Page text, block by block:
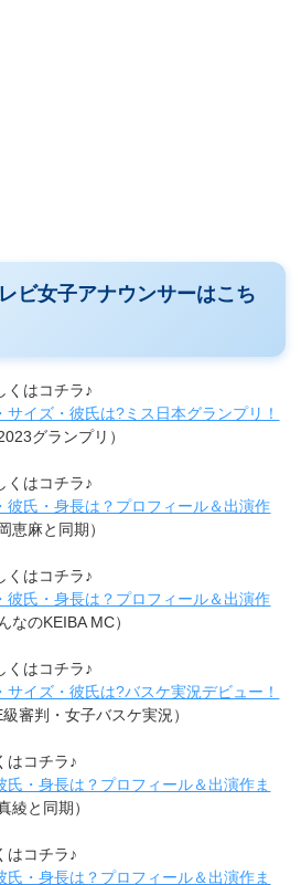
ビ女子アナウンサーはこち
くはコチラ♪
イズ・彼氏は?ミス日本グランプリ！
グランプリ）
くはコチラ♪
彼氏・身長は？プロフィール＆出演作
恵麻と同期）
くはコチラ♪
彼氏・身長は？プロフィール＆出演作
なのKEIBA MC）
くはコチラ♪
イズ・彼氏は?バスケ実況デビュー！
審判・女子バスケ実況）
はコチラ♪
・身長は？プロフィール＆出演作ま
綾と同期）
はコチラ♪
・身長は？プロフィール＆出演作ま